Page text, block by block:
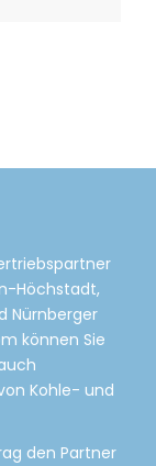
Höchstadt,
Nürnberger
können Sie
Kohle- und
den Partner